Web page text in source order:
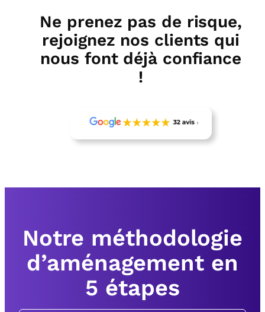
Ne prenez pas de risque,
rejoignez nos clients qui
nous font déjà confiance
!
Notre méthodologie
d’aménagement en
5 étapes